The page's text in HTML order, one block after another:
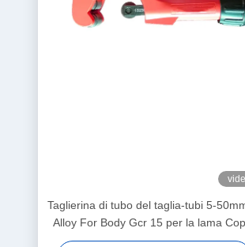
Taglierina di tubo del taglia-tubi 5-
Alloy For Body Gcr 15 per la lama
Al Thin-Walled Steel Pipe d'ottone